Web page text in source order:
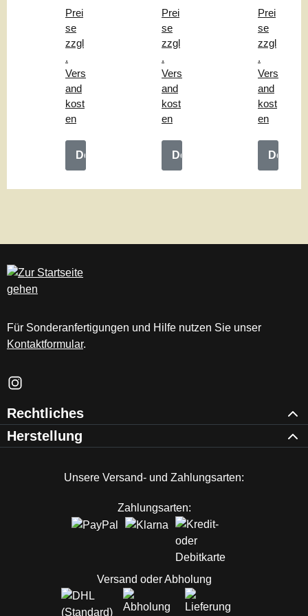
"
Prei
se
zzgl
.
Vers
and
kost
en
Details
hle
"
Prei
se
zzgl
.
Vers
and
kost
en
Details
ng
"
Prei
se
zzgl
.
Vers
and
kost
en
Details
Für Sonderanfertigungen und Hilfe nutzen Sie unser
Kontaktformular.
Schau auf Instagram vorbei – öffnet in neuem Tab (externer
Rechtliches
Herstellung
Unsere Versand- und Zahlungsarten:
Zahlungsarten:
Versand oder Abholung